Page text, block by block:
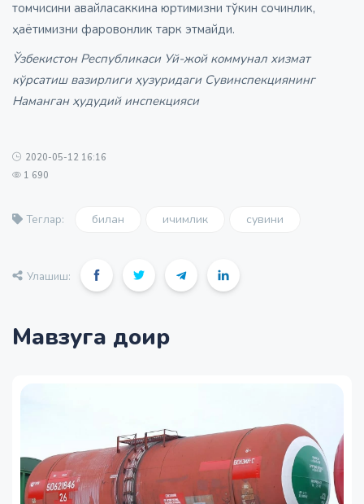
томчисини авайласаккина юртимизни тўкин сочинлик,
ҳаётимизни фаровонлик тарк этмайди.
Ўзбекистон Республикаси Уй-жой коммунал хизмат
кўрсатиш вазирлиги ҳузуридаги Сувинспекциянинг
Наманган ҳудудий инспекцияси
2020-05-12 16:16
1 690
Теглар: билан ичимлик сувини
Улашиш:
Мавзуга доир